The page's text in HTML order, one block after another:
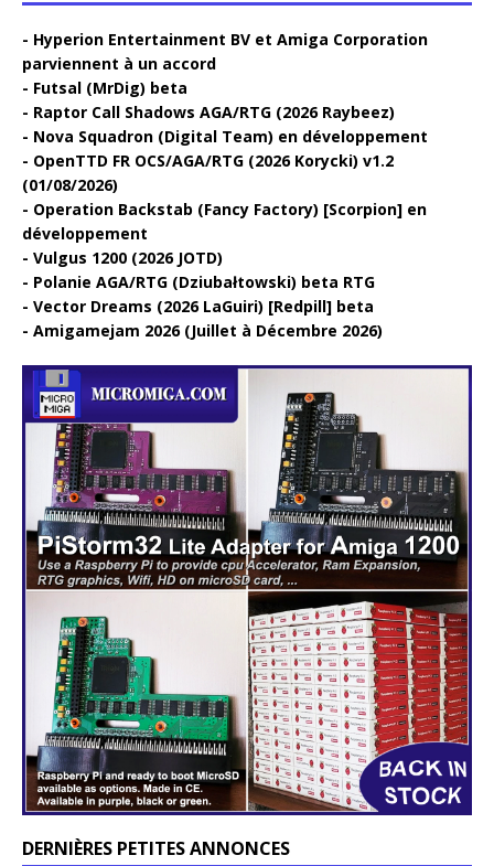
Hyperion Entertainment BV et Amiga Corporation
parviennent à un accord
Futsal (MrDig) beta
Raptor Call Shadows AGA/RTG (2026 Raybeez)
Nova Squadron (Digital Team) en développement
OpenTTD FR OCS/AGA/RTG (2026 Korycki) v1.2
(01/08/2026)
Operation Backstab (Fancy Factory) [Scorpion] en
développement
Vulgus 1200 (2026 JOTD)
Polanie AGA/RTG (Dziubałtowski) beta RTG
Vector Dreams (2026 LaGuiri) [Redpill] beta
Amigamejam 2026 (Juillet à Décembre 2026)
DERNIÈRES PETITES ANNONCES